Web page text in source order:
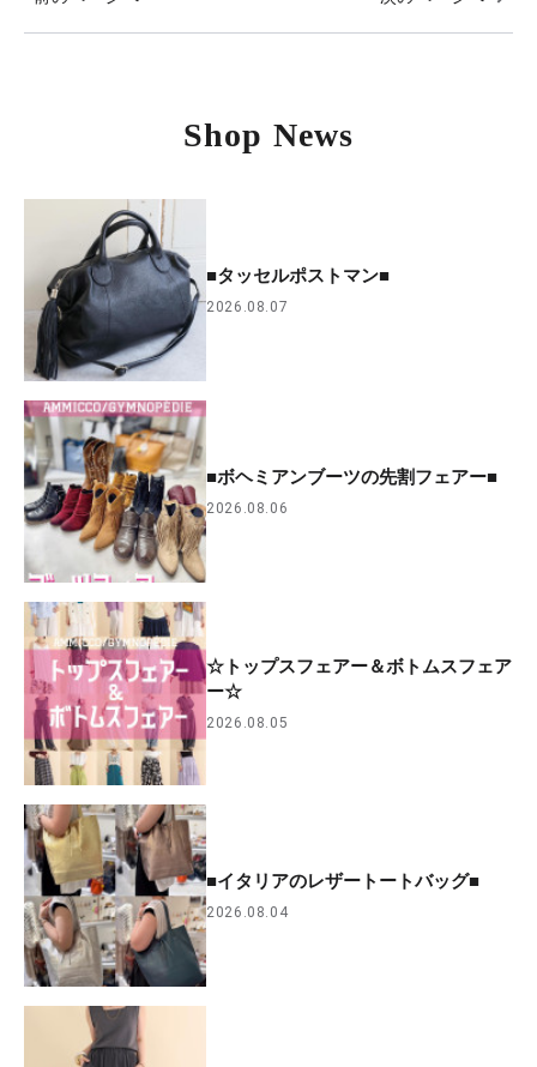
Shop News
■タッセルポストマン■
2026.08.07
■ボヘミアンブーツの先割フェアー■
2026.08.06
☆トップスフェアー＆ボトムスフェア
ー☆
2026.08.05
■イタリアのレザートートバッグ■
2026.08.04